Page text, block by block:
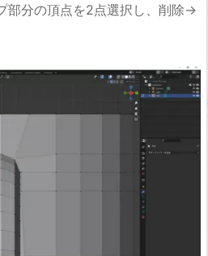
部分の頂点を2点選択し、削除→